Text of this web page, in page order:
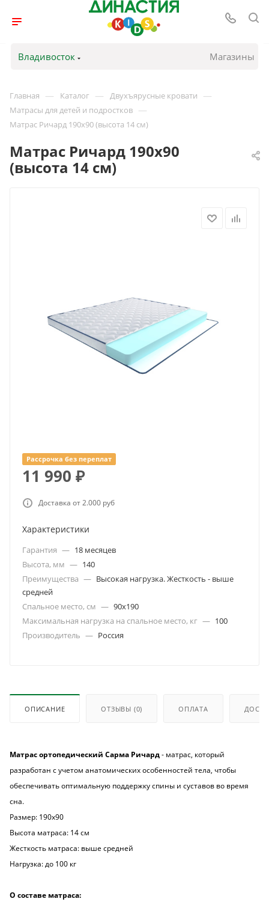
Владивосток Магазины
Главная — Каталог — Двухъярусные кровати —
Матрасы для детей и подростков —
Матрас Ричард 190х90 (высота 14 см)
Матрас Ричард 190х90
(высота 14 см)
Рассрочка без переплат
11 990 ₽
Доставка от 2.000 руб
Характеристики
Гарантия — 18 месяцев
Высота, мм — 140
Преимущества — Высокая нагрузка. Жесткость - выше
средней
Спальное место, см — 90х190
Максимальная нагрузка на спальное место, кг — 100
Производитель — Россия
ОПИСАНИЕ ОТЗЫВЫ (0) ОПЛАТА
Матрас ортопедический Сарма Ричард- матрас, который
разработан с учетом анатомических особенностей тела, чтобы
обеспечивать оптимальную поддержку спины и суставов во время
сна.
Размер: 190х90
Высота матраса: 14 см
Жесткость матраса: выше средней
Нагрузка: до 100 кг
О составе матраса: